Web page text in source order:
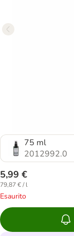
75 ml
2012992.0
5,99 €
79,87 € / l
Esaurito